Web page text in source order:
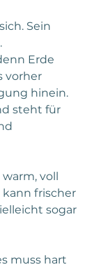
Sein
.
Erde
vorher
hinein.
steht für
voll
frischer
sogar
muss hart